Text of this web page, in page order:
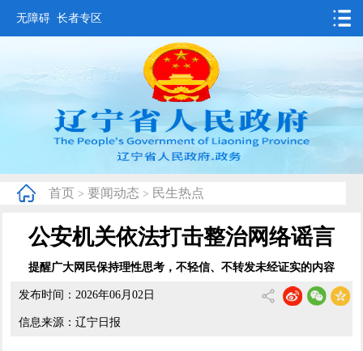
无障碍 长者专区
要闻动态
政务公开
互动交流
数据发布
省情概况
首页 > 要闻动态 > 民生热点
公安机关依法打击整治网络谣言
提醒广大网民保持理性思考，不轻信、不转发未经证实的内容
发布时间：2026年06月02日
信息来源：辽宁日报